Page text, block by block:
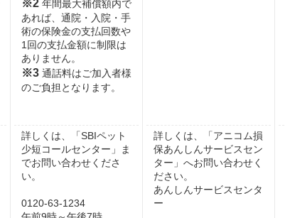
※2 年間最大補償額内で
あれば、通院・入院・手
術の保険金の支払回数や
1回の支払金額に制限は
ありません。
※3 通話料はご加入者様
のご負担となります。
詳しくは、「SBIペット
少短コールセンター」ま
でお問い合わせくださ
い。
0120-63-1234
詳しくは、「アニコム損
保あんしんサービスセン
ター」へお問い合わせく
ださい。
あんしんサービスセンタ
ー